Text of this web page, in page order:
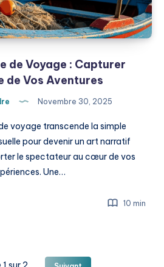
de Voyage : Capturer
de Vos Aventures
Novembre 30, 2025
voyage transcende la simple
pour devenir un art narratif
le spectateur au cœur de vos
Une…
10 min